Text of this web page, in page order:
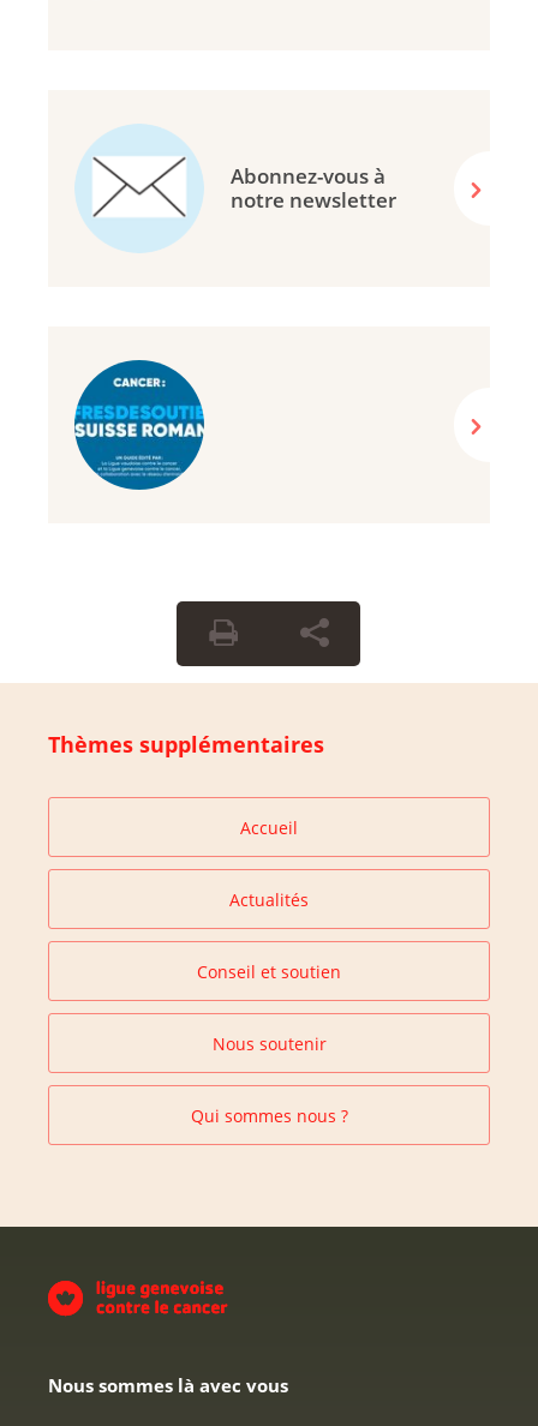
Abonnez-vous à
notre newsletter
Thèmes supplémentaires
Accueil
Actualités
Conseil et soutien
Nous soutenir
Qui sommes nous ?
Nous sommes là avec vous